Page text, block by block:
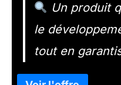
Un produit
le
tout en